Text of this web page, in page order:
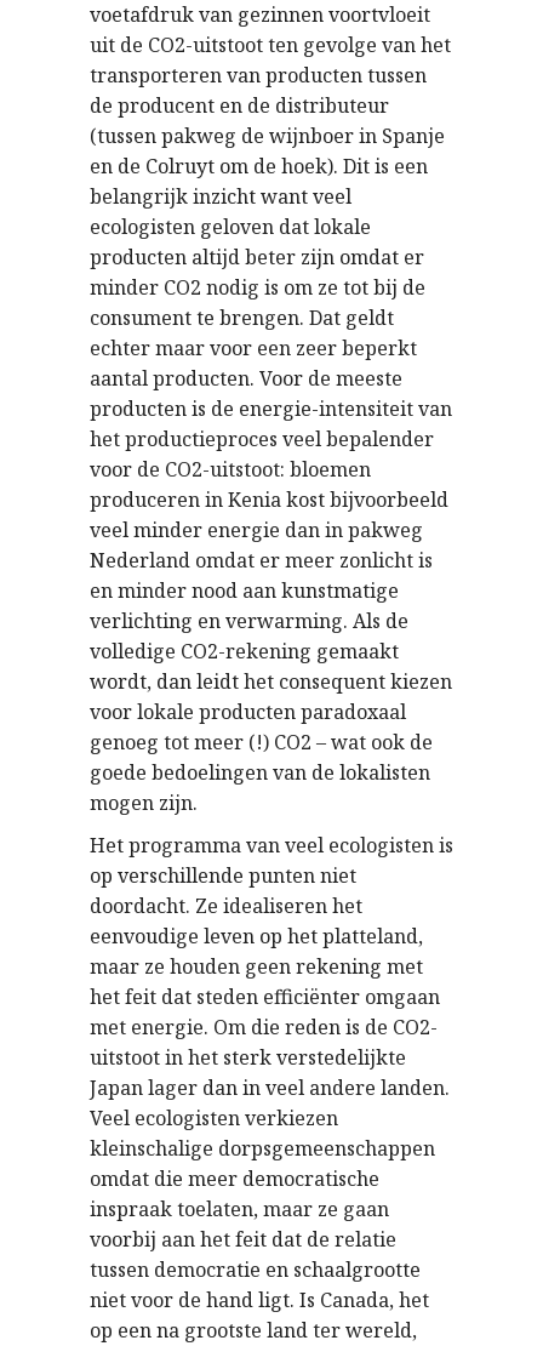
voetafdruk van gezinnen voortvloeit
uit de CO2-uitstoot ten gevolge van het
transporteren van producten tussen
de producent en de distributeur
(tussen pakweg de wijnboer in Spanje
en de Colruyt om de hoek). Dit is een
belangrijk inzicht want veel
ecologisten geloven dat lokale
producten altijd beter zijn omdat er
minder CO2 nodig is om ze tot bij de
consument te brengen. Dat geldt
echter maar voor een zeer beperkt
aantal producten. Voor de meeste
producten is de energie-intensiteit van
het productieproces veel bepalender
voor de CO2-uitstoot: bloemen
produceren in Kenia kost bijvoorbeeld
veel minder energie dan in pakweg
Nederland omdat er meer zonlicht is
en minder nood aan kunstmatige
verlichting en verwarming. Als de
volledige CO2-rekening gemaakt
wordt, dan leidt het consequent kiezen
voor lokale producten paradoxaal
genoeg tot meer (!) CO2 – wat ook de
goede bedoelingen van de lokalisten
mogen zijn.
Het programma van veel ecologisten is
op verschillende punten niet
doordacht. Ze idealiseren het
eenvoudige leven op het platteland,
maar ze houden geen rekening met
het feit dat steden efficiënter omgaan
met energie. Om die reden is de CO2-
uitstoot in het sterk verstedelijkte
Japan lager dan in veel andere landen.
Veel ecologisten verkiezen
kleinschalige dorpsgemeenschappen
omdat die meer democratische
inspraak toelaten, maar ze gaan
voorbij aan het feit dat de relatie
tussen democratie en schaalgrootte
niet voor de hand ligt. Is Canada, het
op een na grootste land ter wereld,